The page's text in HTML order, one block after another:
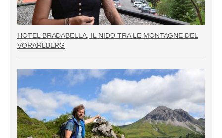
HOTEL BRADABELLA, IL NIDO TRA LE MONTAGNE DEL
VORARLBERG